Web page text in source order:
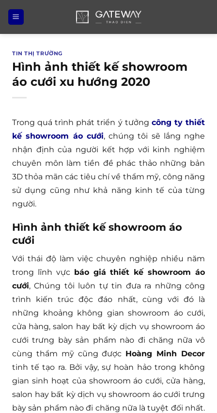
qua
nội
TIN THỊ TRƯỜNG
Hình ảnh thiết kế showroom
áo cưới xu hướng 2020
Trong quá trình phát triển ý tưởng công ty thiết
kế showroom áo cưới, chúng tôi sẽ lắng nghe
nhận định của người kết hợp với kinh nghiệm
chuyên môn làm tiền đề phác thảo những bản
3D thỏa mãn các tiêu chí về thẩm mỹ, công năng
sử dụng cũng như khả năng kinh tế của từng
người.
Hình ảnh thiết kế showroom áo
cưới
Với thái độ làm việc chuyên nghiệp nhiều năm
trong lĩnh vực báo giá thiết kế showroom áo
cưới, Chúng tôi luôn tự tin đưa ra những công
trình kiến trúc độc đáo nhất, cùng với đó là
những khoảng không gian showroom áo cưới,
cửa hàng, salon hay bất kỳ dịch vụ showroom áo
cưới trưng bày sản phẩm nào đi chăng nữa vô
cùng thẩm mỹ cũng được Hoàng Minh Decor
tinh tế tạo ra. Bởi vậy, sự hoàn hảo trong không
gian sinh hoạt của showroom áo cưới, cửa hàng,
salon hay bất kỳ dịch vụ showroom áo cưới trưng
bày sản phẩm nào đi chăng nữa là tuyệt đối nhất.